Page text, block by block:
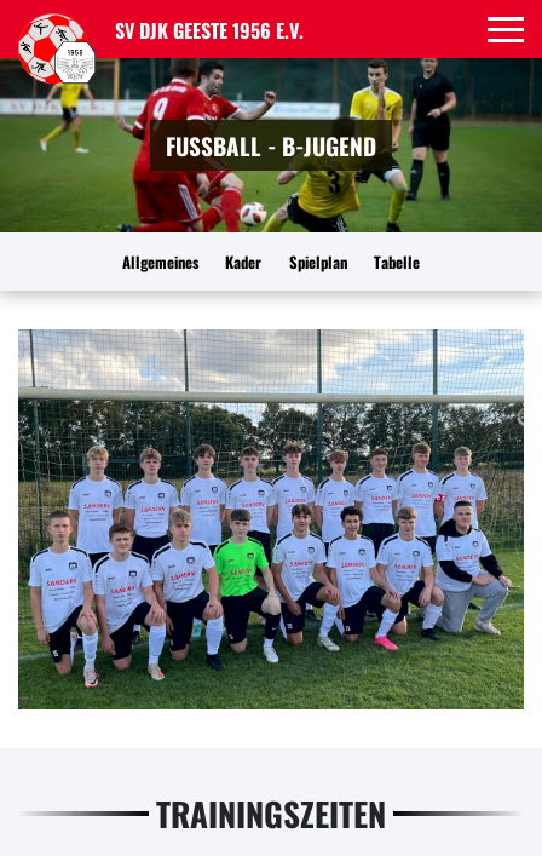
SV DJK GEESTE 1956 E.V.
FUSSBALL - B-JUGEND
Allgemeines Kader Spielplan Tabelle
TRAININGSZEITEN